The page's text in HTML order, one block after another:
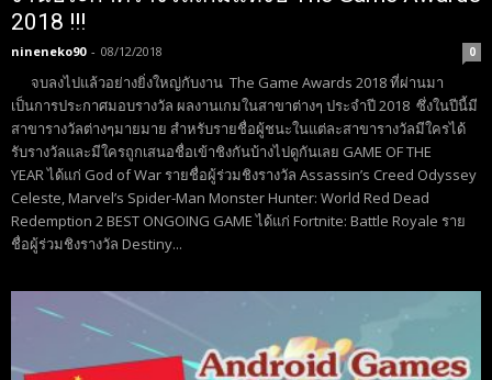
2018 !!!
nineneko90 - 08/12/2018 0
จบลงไปแล้วอย่างยิ่งใหญ่กับงาน The Game Awards 2018 ที่ผ่านมา
เป็นการประกาศมอบรางวัล ผลงานเกมในสาขาต่างๆ ประจำปี 2018 ซึ่งในปีนี้มี
สาขารางวัลต่างๆมายมาย สำหรับรายชื่อผู้ชนะในแต่ละสาขารางวัลมีใครได้
รับรางวัลและมีใครถูกเสนอชื่อเข้าชิงกันบ้างไปดูกันเลย GAME OF THE
YEAR ได้แก่ God of War รายชื่อผู้ร่วมชิงรางวัล Assassin’s Creed Odyssey
Celeste, Marvel’s Spider-Man Monster Hunter: World Red Dead
Redemption 2 BEST ONGOING GAME ได้แก่ Fortnite: Battle Royale ราย
ชื่อผู้ร่วมชิงรางวัล Destiny...